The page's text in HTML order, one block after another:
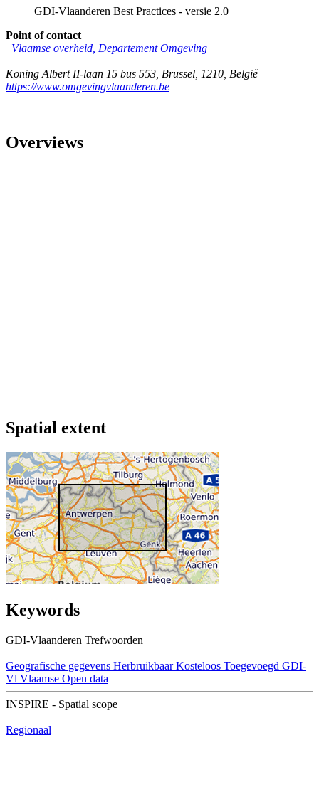
GDI-Vlaanderen Best Practices - versie 2.0
Point of contact
Vlaamse overheid, Departement Omgeving
Koning Albert II-laan 15 bus 553 Brussel 1210 België
https://www.omgevingvlaanderen.be
Overviews
Spatial extent
Keywords
GDI-Vlaanderen Trefwoorden
Geografische gegevens Herbruikbaar Kosteloos Toegevoegd GDI-
Vl Vlaamse Open data
INSPIRE - Spatial scope
Regionaal